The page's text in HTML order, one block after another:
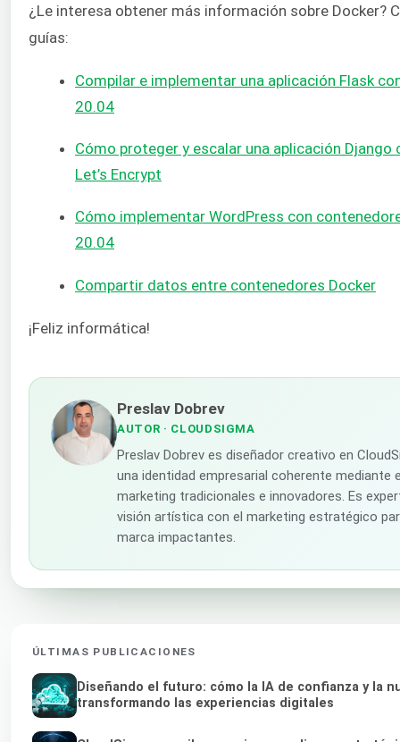
¿Le interesa obtener más información sobre Docker?
guías:
Compilar e implementar una aplicación Flask
20.04
Cómo proteger y escalar una aplicación Django
Let’s Encrypt
Cómo implementar WordPress con
20.04
Compartir datos entre contenedores Docker
¡Feliz informática!
Preslav Dobrev
AUTOR · CLOUDSIGMA
Preslav Dobrev es diseñador creativo en
una identidad empresarial coherente mediante
marketing tradicionales e innovadores. Es
visión artística con el marketing estratégico
marca impactantes.
ÚLTIMAS PUBLICACIONES
Diseñando el futuro: cómo la IA de confianza y la
transformando las experiencias digitales